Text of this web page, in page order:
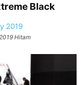
Black
Hitam